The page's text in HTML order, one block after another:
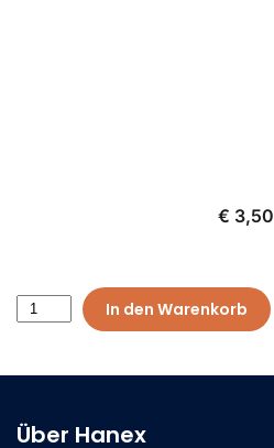
€ 3,50
In den Warenkorb
Über Hanex